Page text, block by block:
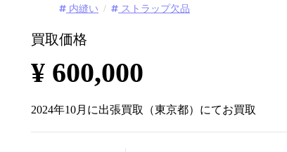
内縫い ストラップ欠品
買取価格
¥ 600,000
2024年10月 に出張買取 （東京都）にてお買取